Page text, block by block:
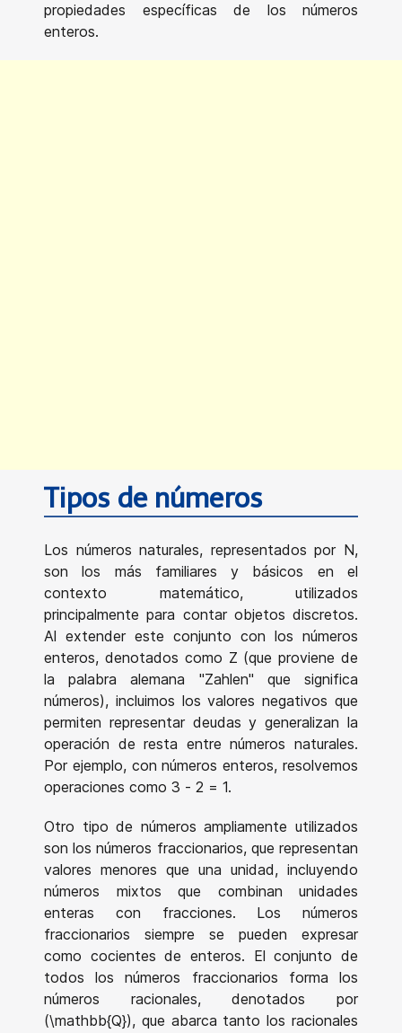
propiedades específicas de los números
enteros.
Tipos de números
Los números naturales, representados por N,
son los más familiares y básicos en el
contexto matemático, utilizados
principalmente para contar objetos discretos.
Al extender este conjunto con los números
enteros, denotados como Z (que proviene de
la palabra alemana "Zahlen" que significa
números), incluimos los valores negativos que
permiten representar deudas y generalizan la
operación de resta entre números naturales.
Por ejemplo, con números enteros, resolvemos
operaciones como 3 - 2 = 1.
Otro tipo de números ampliamente utilizados
son los números fraccionarios, que representan
valores menores que una unidad, incluyendo
números mixtos que combinan unidades
enteras con fracciones. Los números
fraccionarios siempre se pueden expresar
como cocientes de enteros. El conjunto de
todos los números fraccionarios forma los
números racionales, denotados por
(\mathbb{Q}), que abarca tanto los racionales